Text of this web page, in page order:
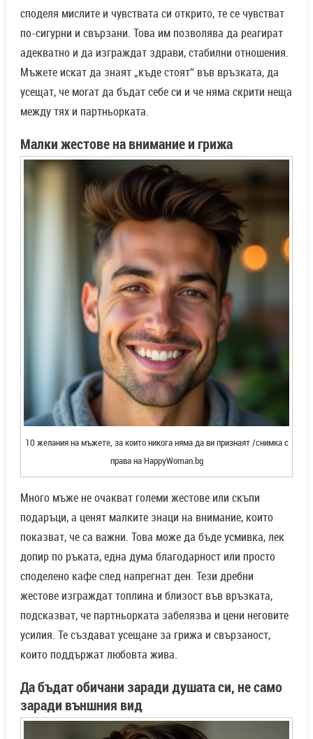
споделя мислите и чувствата си открито, те се чувстват
по-сигурни и свързани. Това им позволява да реагират
адекватно и да изграждат здрави, стабилни отношения.
Мъжете искат да знаят „къде стоят“ във връзката, да
усещат, че могат да бъдат себе си и че няма скрити неща
между тях и партньорката.
Малки жестове на внимание и грижа
10 желания на мъжете, за които никога няма да ви признаят /снимка с
права на HappyWoman.bg
Много мъже не очакват големи жестове или скъпи
подаръци, а ценят малките знаци на внимание, които
показват, че са важни. Това може да бъде усмивка, лек
допир по ръката, една дума благодарност или просто
споделено кафе след напрегнат ден. Тези дребни
жестове изграждат топлина и близост във връзката,
подсказват, че партньорката забелязва и цени неговите
усилия. Те създават усещане за грижа и свързаност,
които поддържат любовта жива.
Да бъдат обичани заради душата си, не само
заради външния вид